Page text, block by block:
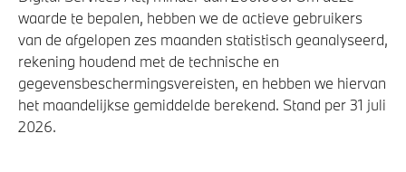
waarde te bepalen, hebben we de actieve gebruikers
van de afgelopen zes maanden statistisch geanalyseerd,
rekening houdend met de technische en
gegevensbeschermingsvereisten, en hebben we hiervan
het maandelijkse gemiddelde berekend. Stand per 31 juli
2026.